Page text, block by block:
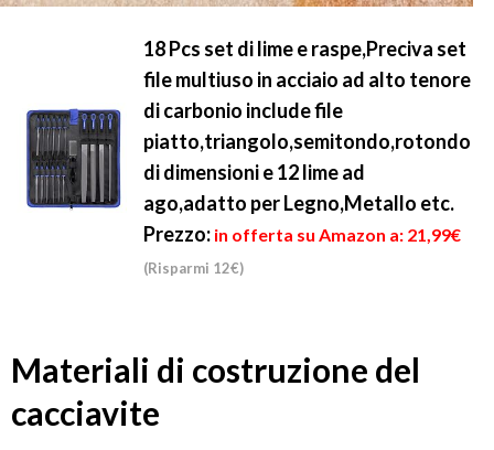
18 Pcs set di lime e raspe,Preciva set
file multiuso in acciaio ad alto tenore
di carbonio include file
piatto,triangolo,semitondo,rotondo
di dimensioni e 12 lime ad
ago,adatto per Legno,Metallo etc.
Prezzo: in offerta su Amazon a: 21,99€
(Risparmi 12€)
Materiali di costruzione del
cacciavite